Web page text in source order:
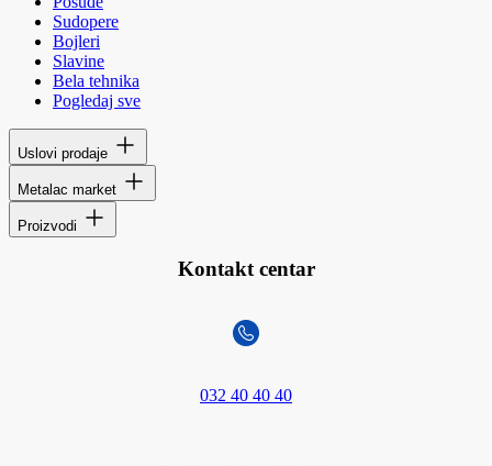
Sudopere
Bojleri
Slavine
Bela tehnika
Pogledaj sve
Uslovi prodaje
Metalac market
Proizvodi
Kontakt centar
032 40 40 40